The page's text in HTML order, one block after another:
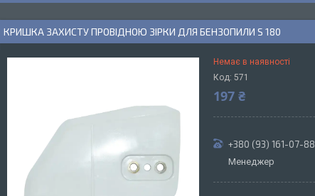
КРИШКА ЗАХИСТУ ПРОВІДНОЮ ЗІРКИ ДЛЯ БЕНЗОПИЛИ S 180
Немає в наявності
Код: 571
197 ₴
+380 (93) 161-07-88
Менеджер